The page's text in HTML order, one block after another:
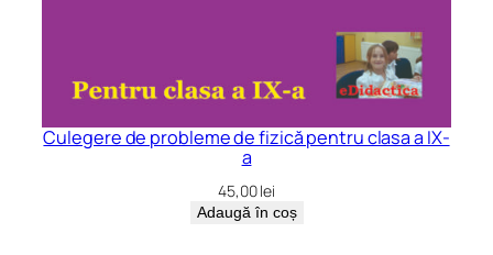
Culegere de probleme de fizică pentru clasa a IX-
a
45,00lei
Adaugă în coș